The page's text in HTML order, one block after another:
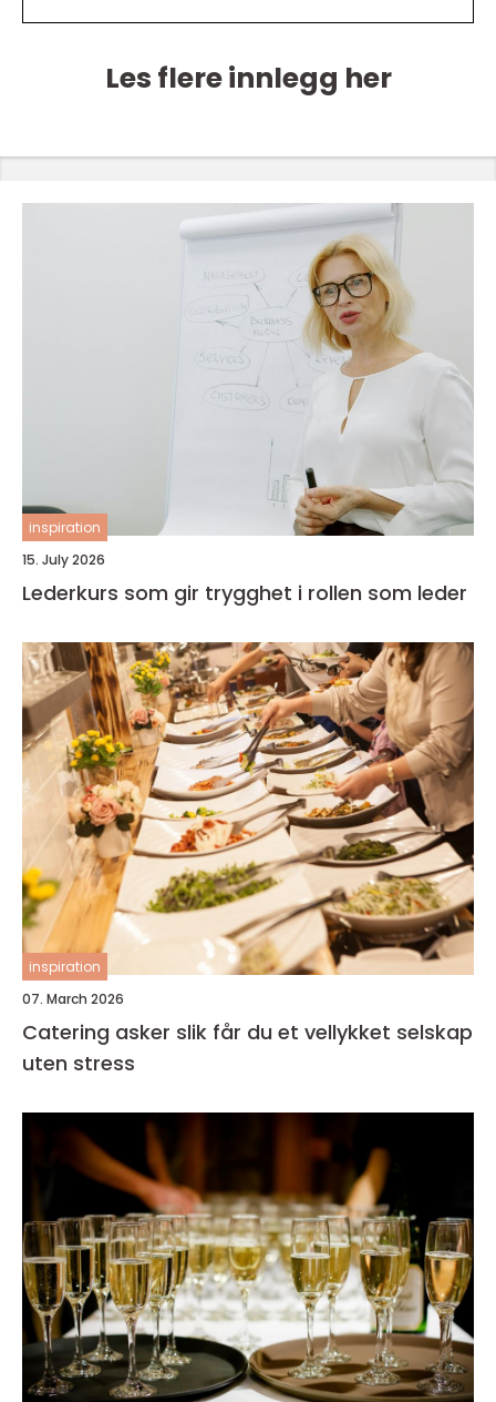
Les flere innlegg her
inspiration
15. July 2026
Lederkurs som gir trygghet i rollen som leder
inspiration
07. March 2026
Catering asker slik får du et vellykket selskap
uten stress